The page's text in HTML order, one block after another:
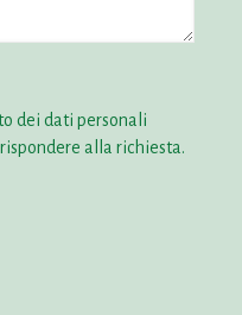
dei dati personali
alla richiesta.